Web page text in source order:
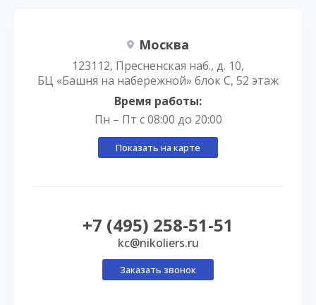
Москва
123112, Пресненская наб., д. 10,
БЦ «Башня на набережной» блок С, 52 этаж
Время работы:
Пн – Пт с 08:00 до 20:00
Показать на карте
+7 (495) 258-51-51
kc@nikoliers.ru
Заказать звонок